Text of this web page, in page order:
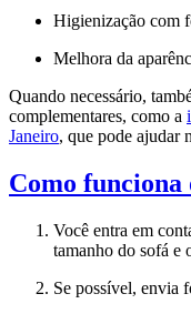
Higienização com
Melhora da
Quando necessário,
complementares, como a
Janeiro, que pode ajudar
Como funciona
Você entra em
tamanho do sofá e
Se possível, envia